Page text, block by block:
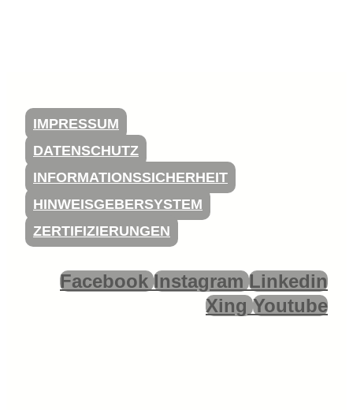
IMPRESSUM
DATENSCHUTZ
INFORMATIONSSICHERHEIT
HINWEISGEBERSYSTEM
ZERTIFIZIERUNGEN
Facebook Instagram Linkedin
Xing Youtube